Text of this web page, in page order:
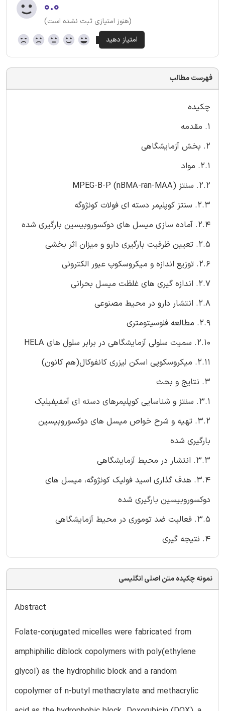
۰.۰
(هنوز امتیازی ثبت نشده است)
فهرست مطالب
چکیده
1. مقدمه
2. بخش آزمایشگاهی
2.1. مواد
2.2. سنتز (MPEG-B-P (nBMA-ran-MAA
2.3. سنتز کوپلیمر دسته ای فولات کونژوگه
2.4. آماده سازی میسل های دوکسوروبیسین بارگیری شده
2.5. تعیین ظرفیت بارگیری دارو و میزان اثر بخشی
2.6. توزیع اندازه و میکروسکوپ عبور الکترونی
2.7. اندازه گیری های غلظت میسل بحرانی
2.8. انتشار دارو در محیط مصنوعی
2.9. مطالعه فلوسیتومتری
2.10. سمیت سلولی آزمایشگاهی در برابر سلول های HELA
2.11. میکروسکوپی اسکن لیزری کانفوکال(هم کانون)
3. نتایج و بحث
3.1. سنتز و شناسایی کوپلیمرهای دسته ای آمفیفیلیک
3.2. تهیه و شرح خواص میسل های دوکسوروبیسین
بارگیری شده
3.3. انتشار در محیط آزمایشگاهی
3.4. هدف گذاری اسید فولیک کونژوگه، میسل های
دوکسوروبیسین بارگیری شده
3.5. فعالیت ضد توموری در محیط آزمایشگاهی
4. نتیجه گیری
نمونه چکیده متن اصلی انگلیسی
Abstract
Folate-conjugated micelles were fabricated from
amphiphilic diblock copolymers with poly(ethylene
glycol) as the hydrophilic block and a random
copolymer of n-butyl methacrylate and methacrylic